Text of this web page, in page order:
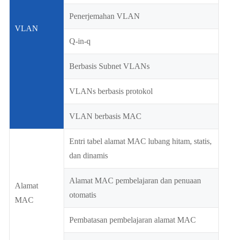
VLAN
Penerjemahan VLAN
Q-in-q
Berbasis Subnet VLANs
VLANs berbasis protokol
VLAN berbasis MAC
Alamat
MAC
Entri tabel alamat MAC lubang hitam, statis,
dan dinamis
Alamat MAC pembelajaran dan penuaan
otomatis
Pembatasan pembelajaran alamat MAC